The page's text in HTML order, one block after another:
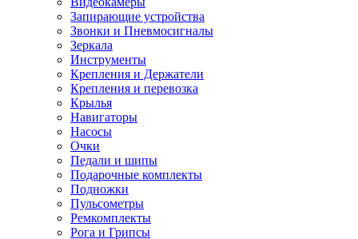
Запирающие устройства
Звонки и Пневмосигналы
Зеркала
Инструменты
Крепления и Держатели
Крепления и перевозка
Крылья
Навигаторы
Насосы
Очки
Педали и шипы
Подарочные комплекты
Подножки
Пульсометры
Ремкомплекты
Рога и Грипсы